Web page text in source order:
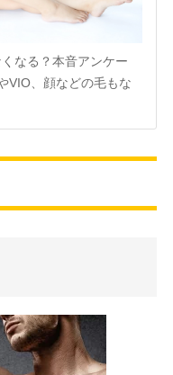
なる？本音アンケー
VIO、顔などの毛もな